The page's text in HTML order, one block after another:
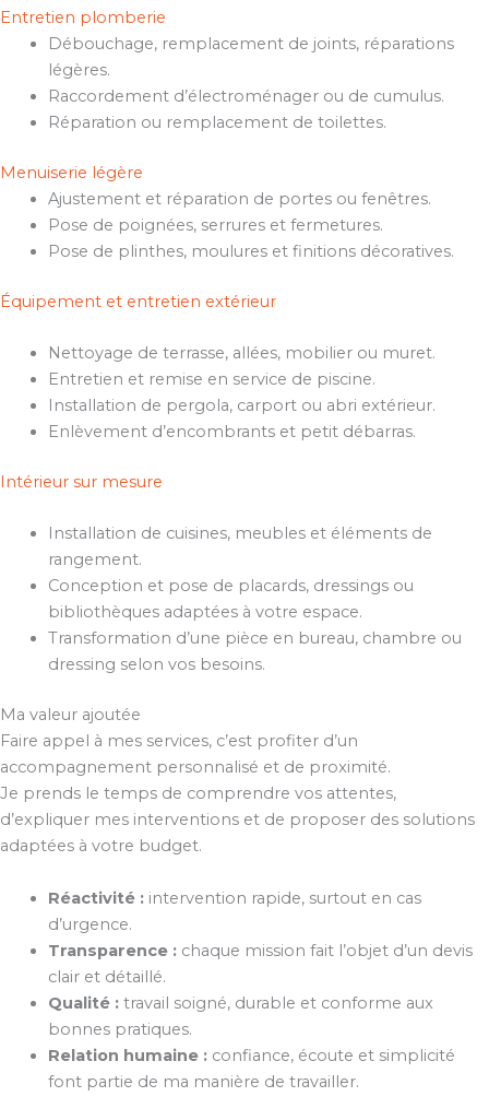
Entretien plomberie
Débouchage, remplacement de joints, réparations
légères.
Raccordement d’électroménager ou de cumulus.
Réparation ou remplacement de toilettes.
Menuiserie légère
Ajustement et réparation de portes ou fenêtres.
Pose de poignées, serrures et fermetures.
Pose de plinthes, moulures et finitions décoratives.
Équipement et entretien extérieur
Nettoyage de terrasse, allées, mobilier ou muret.
Entretien et remise en service de piscine.
Installation de pergola, carport ou abri extérieur.
Enlèvement d’encombrants et petit débarras.
Intérieur sur mesure
Installation de cuisines, meubles et éléments de
rangement.
Conception et pose de placards, dressings ou
bibliothèques adaptées à votre espace.
Transformation d’une pièce en bureau, chambre ou
dressing selon vos besoins.
Ma valeur ajoutée
Faire appel à mes services, c’est profiter d’un
accompagnement personnalisé et de proximité.
Je prends le temps de comprendre vos attentes,
d’expliquer mes interventions et de proposer des solutions
adaptées à votre budget.
Réactivité :intervention rapide, surtout en cas
d’urgence.
Transparence :chaque mission fait l’objet d’un devis
clair et détaillé.
Qualité :travail soigné, durable et conforme aux
bonnes pratiques.
Relation humaine :confiance, écoute et simplicité
font partie de ma manière de travailler.